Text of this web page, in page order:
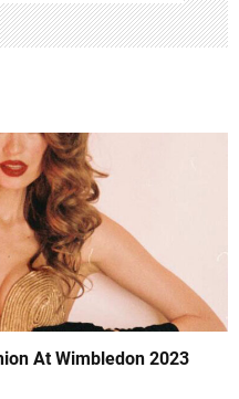
At Wimbledon 2023